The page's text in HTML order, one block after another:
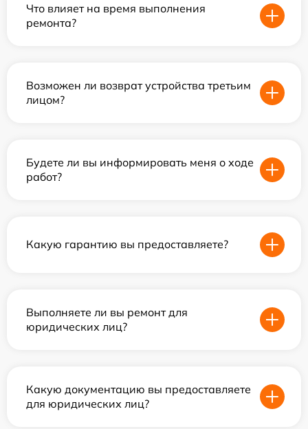
Что влияет на время выполнения
ремонта?
Возможен ли возврат устройства третьим
лицом?
Будете ли вы информировать меня о ходе
работ?
Какую гарантию вы предоставляете?
Выполняете ли вы ремонт для
юридических лиц?
Какую документацию вы предоставляете
для юридических лиц?